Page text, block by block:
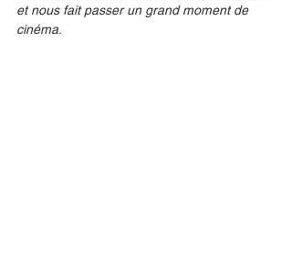
et nous fait passer un grand moment de
cinéma.